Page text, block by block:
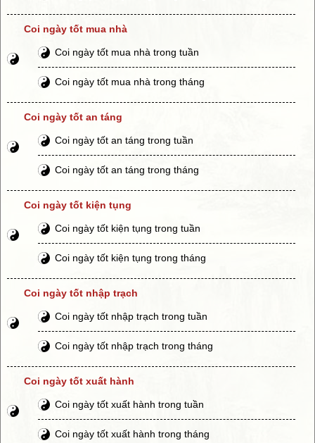
Coi ngày tốt mua nhà
Coi ngày tốt mua nhà trong tuần
Coi ngày tốt mua nhà trong tháng
Coi ngày tốt an táng
Coi ngày tốt an táng trong tuần
Coi ngày tốt an táng trong tháng
Coi ngày tốt kiện tụng
Coi ngày tốt kiện tụng trong tuần
Coi ngày tốt kiện tụng trong tháng
Coi ngày tốt nhập trạch
Coi ngày tốt nhập trạch trong tuần
Coi ngày tốt nhập trạch trong tháng
Coi ngày tốt xuất hành
Coi ngày tốt xuất hành trong tuần
Coi ngày tốt xuất hành trong tháng